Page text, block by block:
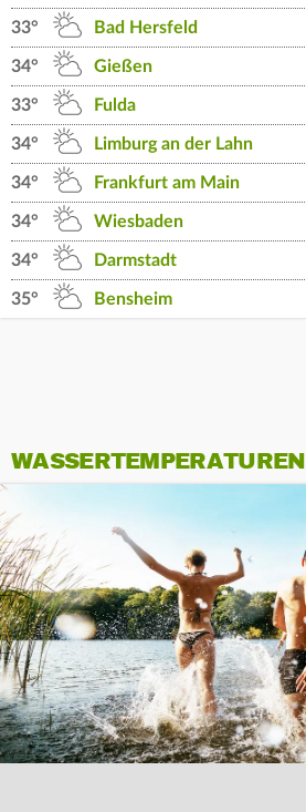
33° Bad Hersfeld
34° Gießen
33° Fulda
34° Limburg an der Lahn
34° Frankfurt am Main
34° Wiesbaden
34° Darmstadt
35° Bensheim
WASSERTEMPERATUREN